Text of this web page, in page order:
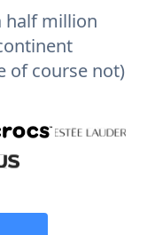
half million
of course not)